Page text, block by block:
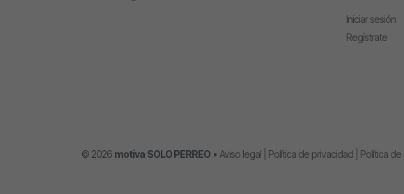
Iniciar sesión
Regístrate
© 2026 motiva SOLO PERREO • Aviso legal Política de privacidad Política